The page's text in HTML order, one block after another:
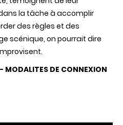
la tâche à accomplir
des règles et des
scénique, on pourrait dire
MODALITES DE CONNEXION